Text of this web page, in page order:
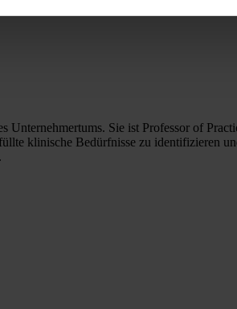
Unternehmertums. Sie ist Professor of
klinische Bedürfnisse zu identifizieren